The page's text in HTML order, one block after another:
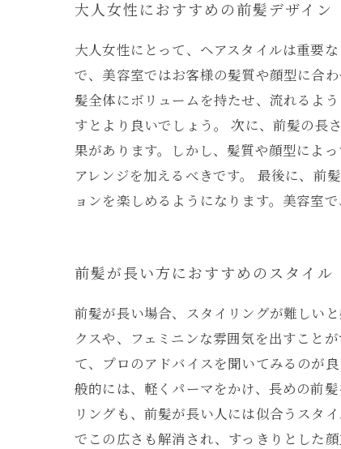
大人女性におすすめの前髪デザイン
大人女性にとって、ヘアスタイルは重要
で、美容室ではお客様の髪質や顔型に合
髪全体にボリュームを持たせ、流れるよ
すとより良いでしょう。 次に、前髪の長
果があります。しかし、髪質や顔型によ
アレンジを加えるべきです。 最後に、前
ョンを楽しめるようになります。美容室
前髪が長い方におすすめのスタイル
前髪が長い場合、スタイリングが難しい
クスや、フェミニンな雰囲気を出すこと
て、プロのアドバイスを聞いてみるのが
般的には、軽くパーマをかけ、長めの前
リングも、前髪が長い人には似合うスタ
でこの広さも解消され、すっきりとした